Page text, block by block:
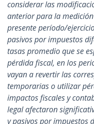
considerar las
anterior para la
presente período/
pasivos por impuestos
tasas promedio que se
pérdida fiscal, en los
vayan a revertir las
temporarias o utilizar
impactos fiscales y
legal afectaron
y pasivos por impuestos